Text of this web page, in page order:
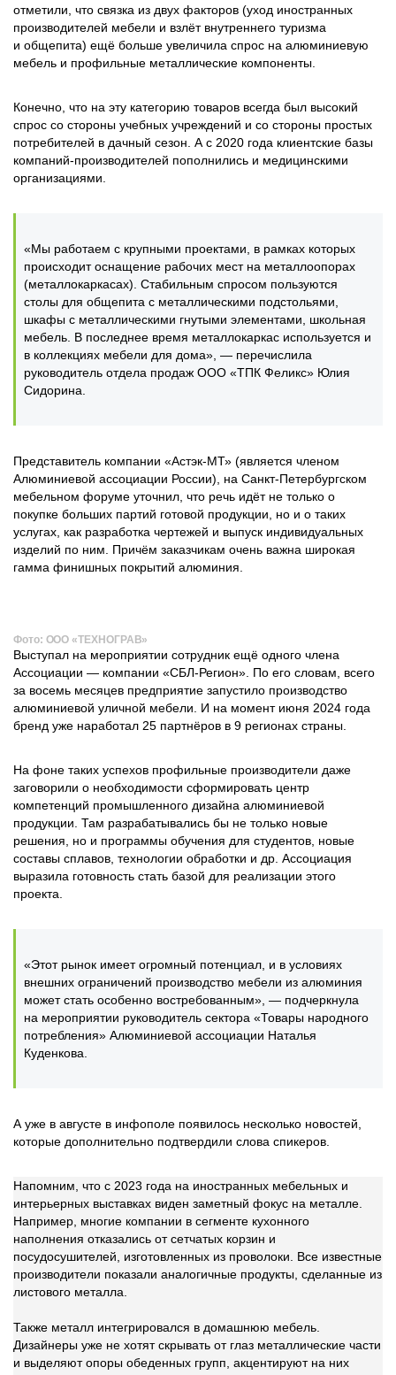
отметили, что связка из двух факторов (уход иностранных
производителей мебели и взлёт внутреннего туризма
и общепита) ещё больше увеличила спрос на алюминиевую
мебель и профильные металлические компоненты.
Конечно, что на эту категорию товаров всегда был высокий
спрос со стороны учебных учреждений и со стороны простых
потребителей в дачный сезон. А с 2020 года клиентские базы
компаний-производителей пополнились и медицинскими
организациями.
«Мы работаем с крупными проектами, в рамках которых
происходит оснащение рабочих мест на металлоопорах
(металлокаркасах). Стабильным спросом пользуются
столы для общепита с металлическими подстольями,
шкафы с металлическими гнутыми элементами, школьная
мебель. В последнее время металлокаркас используется и
в коллекциях мебели для дома», — перечислила
руководитель отдела продаж ООО «ТПК Феликс» Юлия
Сидорина.
Представитель компании «Астэк-МТ» (является членом
Алюминиевой ассоциации России), на Санкт-Петербургском
мебельном форуме уточнил, что речь идёт не только о
покупке больших партий готовой продукции, но и о таких
услугах, как разработка чертежей и выпуск индивидуальных
изделий по ним. Причём заказчикам очень важна широкая
гамма финишных покрытий алюминия.
Фото: ООО «ТЕХНОГРАВ»
Выступал на мероприятии сотрудник ещё одного члена
Ассоциации — компании «СБЛ-Регион». По его словам, всего
за восемь месяцев предприятие запустило производство
алюминиевой уличной мебели. И на момент июня 2024 года
бренд уже наработал 25 партнёров в 9 регионах страны.
На фоне таких успехов профильные производители даже
заговорили о необходимости сформировать центр
компетенций промышленного дизайна алюминиевой
продукции. Там разрабатывались бы не только новые
решения, но и программы обучения для студентов, новые
составы сплавов, технологии обработки и др. Ассоциация
выразила готовность стать базой для реализации этого
проекта.
«Этот рынок имеет огромный потенциал, и в условиях
внешних ограничений производство мебели из алюминия
может стать особенно востребованным», — подчеркнула
на мероприятии руководитель сектора «Товары народного
потребления» Алюминиевой ассоциации Наталья
Куденкова.
А уже в августе в инфополе появилось несколько новостей,
которые дополнительно подтвердили слова спикеров.
Напомним, что с 2023 года на иностранных мебельных и
интерьерных выставках виден заметный фокус на металле.
Например, многие компании в сегменте кухонного
наполнения отказались от сетчатых корзин и
посудосушителей, изготовленных из проволоки. Все известные
производители показали аналогичные продукты, сделанные из
листового металла.
Также металл интегрировался в домашнюю мебель.
Дизайнеры уже не хотят скрывать от глаз металлические части
и выделяют опоры обеденных групп, акцентируют на них